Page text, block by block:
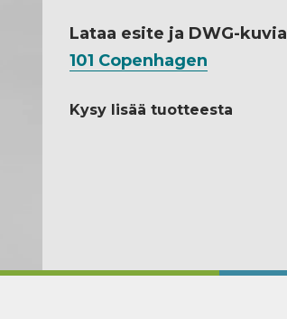
Lataa esite ja DWG-kuvia
101 Copenhagen
Kysy lisää tuotteesta